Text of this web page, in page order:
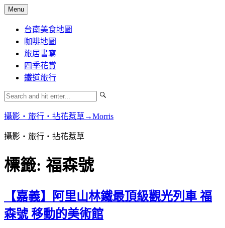
Skip
to
content
Menu
台南美食地圖
咖啡地圖
旅居書寫
四季花賞
鐵道旅行
攝影‧旅行‧拈花惹草→Morris
攝影‧旅行‧拈花惹草
標籤: 福森號
【嘉義】阿里山林鐵最頂級觀光列車 福
森號 移動的美術館